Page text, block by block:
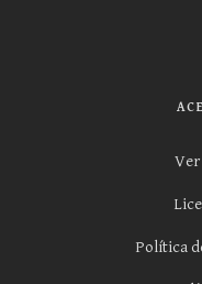
Ver
Política